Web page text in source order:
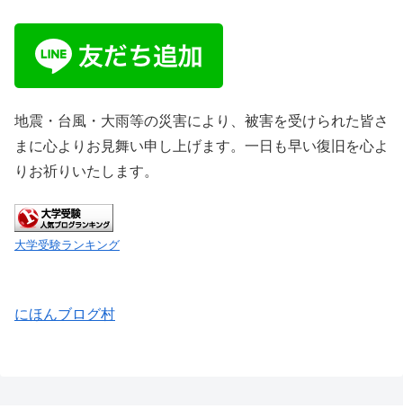
地震・台風・大雨等の災害により、被害を受けられた皆さ
まに心よりお見舞い申し上げます。一日も早い復旧を心よ
りお祈りいたします。
大学受験ランキング
にほんブログ村